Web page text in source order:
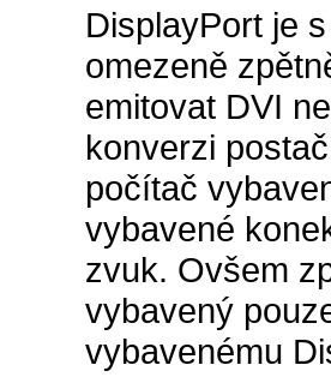
DisplayPort je
omezeně
emitovat DVI
konverzi
počítač
vybavené
zvuk. Ovšem
vybavený
vybavenému